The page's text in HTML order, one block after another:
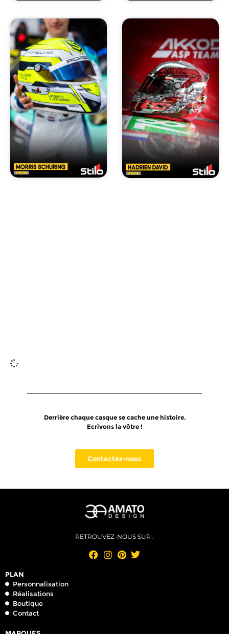
Derrière chaque casque se cache une histoire.
Ecrivons la vôtre !
Contactez-nous
RETROUVEZ-NOUS SUR :
PLAN
Personnalisation
Réalisations
Boutique
Contact